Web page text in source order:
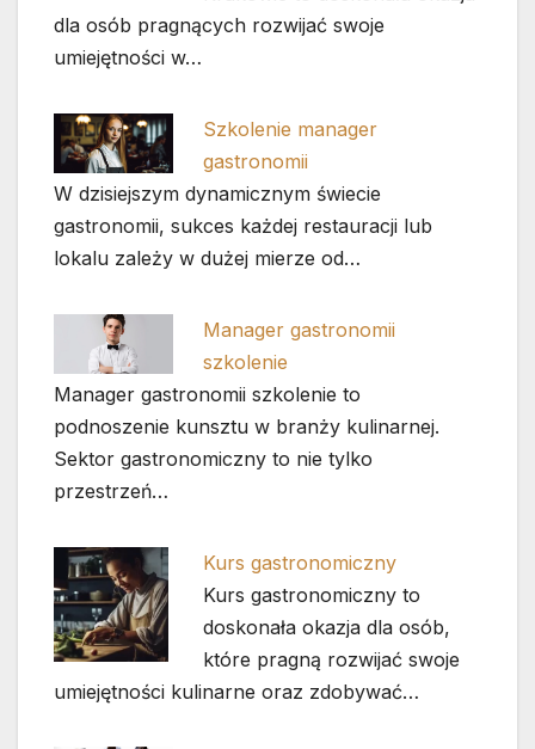
dla osób pragnących rozwijać swoje
umiejętności w…
Szkolenie manager
gastronomii
W dzisiejszym dynamicznym świecie
gastronomii, sukces każdej restauracji lub
lokalu zależy w dużej mierze od…
Manager gastronomii
szkolenie
Manager gastronomii szkolenie to
podnoszenie kunsztu w branży kulinarnej.
Sektor gastronomiczny to nie tylko
przestrzeń…
Kurs gastronomiczny
Kurs gastronomiczny to
doskonała okazja dla osób,
które pragną rozwijać swoje
umiejętności kulinarne oraz zdobywać…